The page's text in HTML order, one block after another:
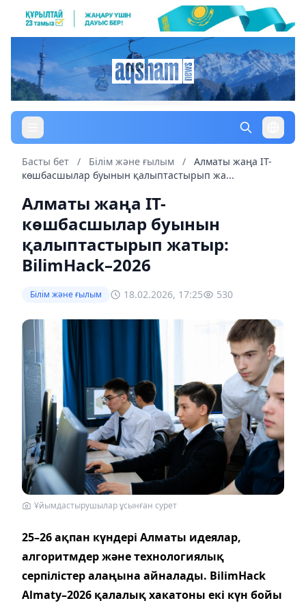
Басты бет / Білім және ғылым /
Алматы жаңа IT-
көшбасшылар буынын қалыптастырып жа...
Алматы жаңа IT-
көшбасшылар буынын
қалыптастырып жатыр:
BilimHack–2026
Білім және ғылым 18.02.2026, 17:25 530
Ұйымдастырушылар ұсынған сурет
25–26 ақпан күндері Алматы идеялар,
алгоритмдер және технологиялық
серпілістер алаңына айналады. BilimHack
Almaty–2026 қалалық хакатоны екі күн бойы